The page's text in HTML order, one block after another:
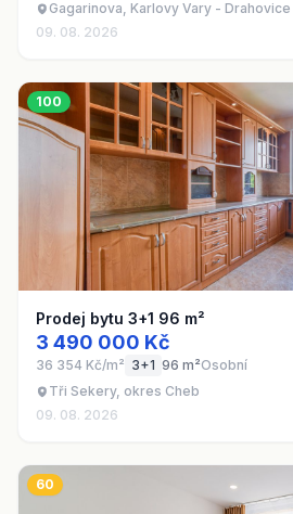
Gagarinova, Karlovy Vary - Drahovice
09. 08. 2026
100
Prodej bytu 3+1 96 m²
3 490 000 Kč
36 354 Kč/m² 3+1 96 m²Osobní
Tři Sekery, okres Cheb
09. 08. 2026
60